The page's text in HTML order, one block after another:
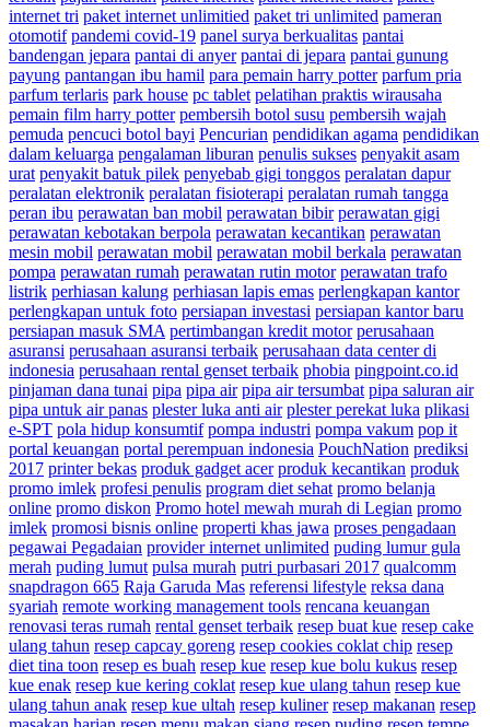
internet tri paket internet unlimitied paket tri unlimited pameran
otomotif pandemi covid-19 panel surya berkualitas pantai
bandengan jepara pantai di anyer pantai di jepara pantai gunung
payung pantangan ibu hamil para pemain harry potter parfum pria
parfum terlaris park house pc tablet pelatihan praktis wirausaha
pemain film harry potter pembersih botol susu pembersih wajah
pemuda pencuci botol bayi Pencurian pendidikan agama pendidikan
dalam keluarga pengalaman liburan penulis sukses penyakit asam
urat penyakit batuk pilek penyebab gigi tonggos peralatan dapur
peralatan elektronik peralatan fisioterapi peralatan rumah tangga
peran ibu perawatan ban mobil perawatan bibir perawatan gigi
perawatan kebotakan berpola perawatan kecantikan perawatan
mesin mobil perawatan mobil perawatan mobil berkala perawatan
pompa perawatan rumah perawatan rutin motor perawatan trafo
listrik perhiasan kalung perhiasan lapis emas perlengkapan kantor
perlengkapan untuk foto persiapan investasi persiapan kantor baru
persiapan masuk SMA pertimbangan kredit motor perusahaan
asuransi perusahaan asuransi terbaik perusahaan data center di
indonesia perusahaan rental genset terbaik phobia pingpoint.co.id
pinjaman dana tunai pipa pipa air pipa air tersumbat pipa saluran air
pipa untuk air panas plester luka anti air plester perekat luka plikasi
e-SPT pola hidup konsumtif pompa industri pompa vakum pop it
portal keuangan portal perempuan indonesia PouchNation prediksi
2017 printer bekas produk gadget acer produk kecantikan produk
promo imlek profesi penulis program diet sehat promo belanja
online promo diskon Promo hotel mewah murah di Legian promo
imlek promosi bisnis online properti khas jawa proses pengadaan
pegawai Pegadaian provider internet unlimited puding lumur gula
merah puding lumut pulsa murah putri purbasari 2017 qualcomm
snapdragon 665 Raja Garuda Mas referensi lifestyle reksa dana
syariah remote working management tools rencana keuangan
renovasi teras rumah rental genset terbaik resep buat kue resep cake
ulang tahun resep capcay goreng resep cookies coklat chip resep
diet tina toon resep es buah resep kue resep kue bolu kukus resep
kue enak resep kue kering coklat resep kue ulang tahun resep kue
ulang tahun anak resep kue ultah resep kuliner resep makanan resep